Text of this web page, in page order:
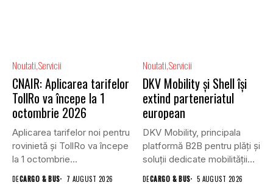
Noutati Servicii
CNAIR: Aplicarea tarifelor
TollRo va începe la 1
octombrie 2026
Aplicarea tarifelor noi pentru
rovinietă și TollRo va începe
la 1 octombrie...
DECARGO & BUS 7 AUGUST 2026
Noutati Servicii
DKV Mobility și Shell își
extind parteneriatul
european
DKV Mobility, principala
platformă B2B pentru plăți și
soluții dedicate mobilității
DECARGO & BUS 5 AUGUST 2026